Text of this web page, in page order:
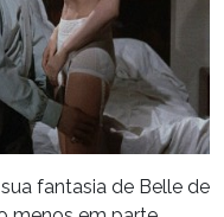
fantasia de Belle de